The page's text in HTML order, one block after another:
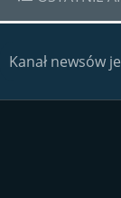
Kanał newsów